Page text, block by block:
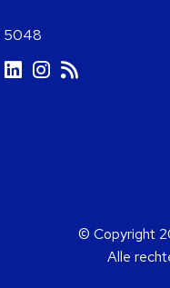
5048
Ga
Ga Ga
© Copyright
Alle